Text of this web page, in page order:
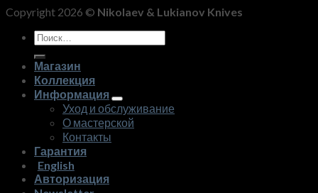
Copyright 2026 © Nikolaev & Lukianov Knives
Искать:
Магазин
Коллекция
Информация
Уход и обслуживание
О мастерской
Контакты
Гарантия
English
Авторизация